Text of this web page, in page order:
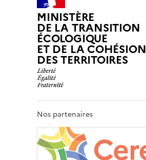
MINISTÈRE
DE LA TRANSITION
ÉCOLOGIQUE
ET DE LA COHÉSION
DES TERRITOIRES
Nos partenaires